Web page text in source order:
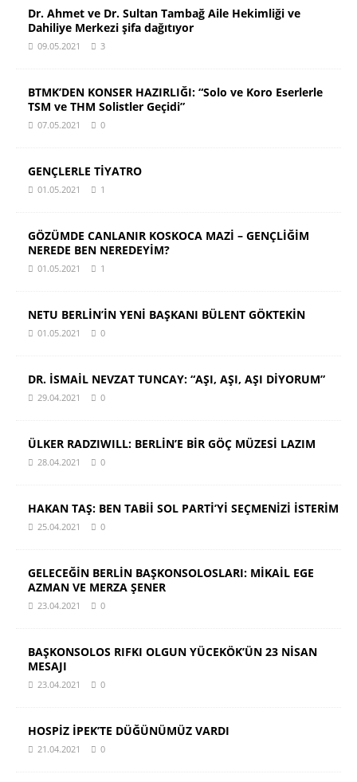
Dr. Ahmet ve Dr. Sultan Tambağ Aile Hekimliği ve
Dahiliye Merkezi şifa dağıtıyor
09.05.2021 3
BTMK’DEN KONSER HAZIRLIĞI: “Solo ve Koro Eserlerle
TSM ve THM Solistler Geçidi”
07.05.2021 0
GENÇLERLE TİYATRO
01.05.2021 1
GÖZÜMDE CANLANIR KOSKOCA MAZİ – GENÇLİĞİM
NEREDE BEN NEREDEYİM?
01.05.2021 1
NETU BERLİN’İN YENİ BAŞKANI BÜLENT GÖKTEKİN
01.05.2021 0
DR. İSMAİL NEVZAT TUNCAY: “AŞI, AŞI, AŞI DİYORUM”
29.04.2021 0
ÜLKER RADZIWILL: BERLİN’E BİR GÖÇ MÜZESİ LAZIM
28.04.2021 0
HAKAN TAŞ: BEN TABİİ SOL PARTİ’Yİ SEÇMENİZİ İSTERİM
25.04.2021 0
GELECEĞİN BERLİN BAŞKONSOLOSLARI: MİKAİL EGE
AZMAN VE MERZA ŞENER
23.04.2021 0
BAŞKONSOLOS RIFKI OLGUN YÜCEKÖK’ÜN 23 NİSAN
MESAJI
23.04.2021 0
HOSPİZ İPEK’TE DÜĞÜNÜMÜZ VARDI
21.04.2021 0